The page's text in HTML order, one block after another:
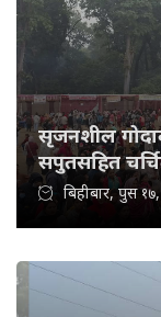
सृजनशील
सपुतसहित
बिहीबार, पुस